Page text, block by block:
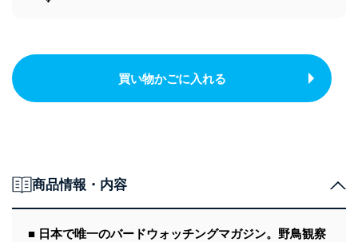
買い物かごに入れる
商品情報・内容
■ 日本で唯一のバードウォッチングマガジン。野鳥観察